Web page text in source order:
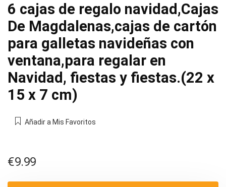
6 cajas de regalo navidad,Cajas
De Magdalenas,cajas de cartón
para galletas navideñas con
ventana,para regalar en
Navidad, fiestas y fiestas.(22 x
15 x 7 cm)
Añadir a Mis Favoritos
€9.99